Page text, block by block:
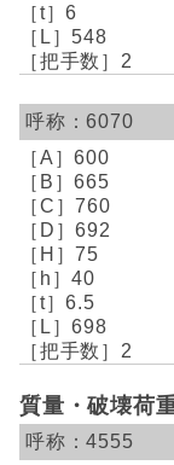
6
548
2
6070
600
665
760
692
75
40
6.5
698
2
質量・破壊荷
4555